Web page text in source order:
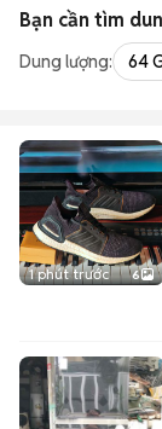
Bạn cần tìm
Dung lượng: 64
1 phút trước 6